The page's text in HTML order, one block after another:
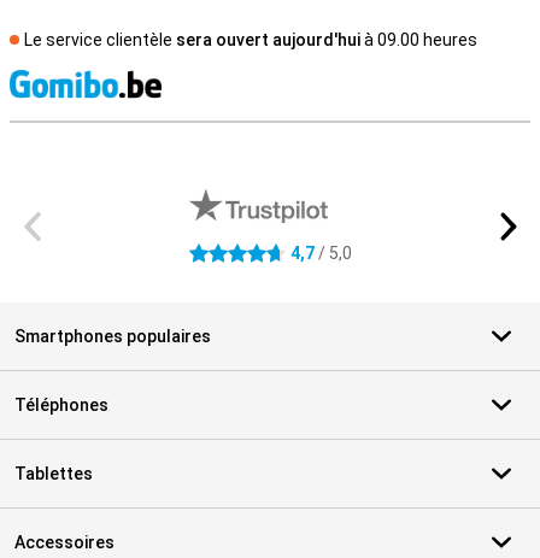
Le service clientèle sera ouvert aujourd'huià 09.00 heures
4.7 étoiles 4,7/ 5,0
Smartphones populaires
Téléphones
Tablettes
Accessoires